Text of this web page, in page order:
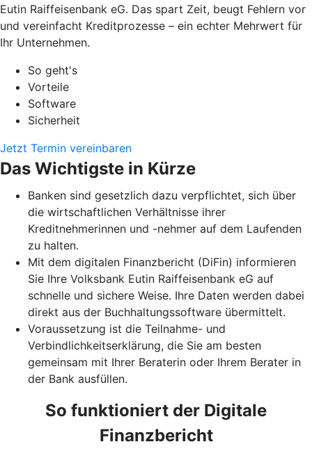
Eutin Raiffeisenbank eG. Das spart Zeit, beugt Fehlern vor
und vereinfacht Kreditprozesse – ein echter Mehrwert für
Ihr Unternehmen.
So geht's
Vorteile
Software
Sicherheit
Jetzt Termin vereinbaren
Das Wichtigste in Kürze
Banken sind gesetzlich dazu verpflichtet, sich über
die wirtschaftlichen Verhältnisse ihrer
Kreditnehmerinnen und -nehmer auf dem Laufenden
zu halten.
Mit dem digitalen Finanzbericht (DiFin) informieren
Sie Ihre Volksbank Eutin Raiffeisenbank eG auf
schnelle und sichere Weise. Ihre Daten werden dabei
direkt aus der Buchhaltungssoftware übermittelt.
Voraussetzung ist die Teilnahme- und
Verbindlichkeitserklärung, die Sie am besten
gemeinsam mit Ihrer Beraterin oder Ihrem Berater in
der Bank ausfüllen.
So funktioniert der Digitale
Finanzbericht